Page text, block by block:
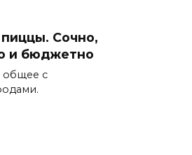
Сочно,
и бюджетно
общее с